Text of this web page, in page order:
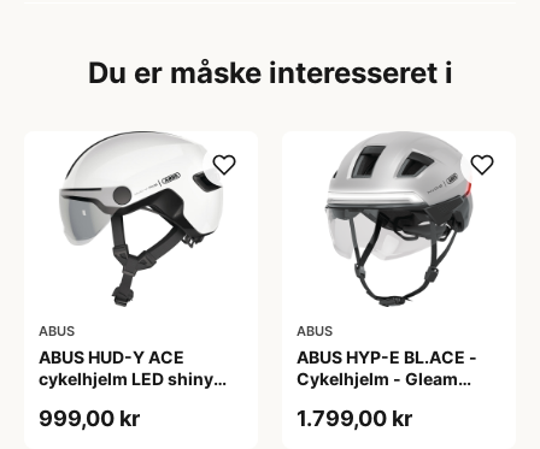
Du er måske interesseret i
ABUS
ABUS HUD-Y ACE
cykelhjelm LED shiny
999,00 kr
ABUS
ABUS HYP-E BL.ACE -
Cykelhjelm - Gleam
1.799,00 kr